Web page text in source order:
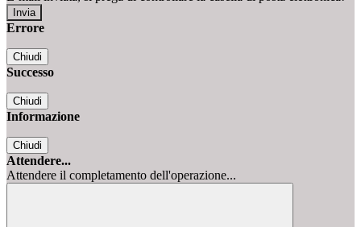
Errore
Chiudi
Successo
Chiudi
Informazione
Chiudi
Attendere...
Attendere il completamento dell'operazione...